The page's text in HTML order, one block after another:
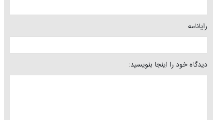
رایانامه
دیدگاه خود را اینجا بنویسید: